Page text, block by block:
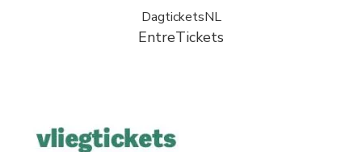
DagticketsNL
EntreTickets